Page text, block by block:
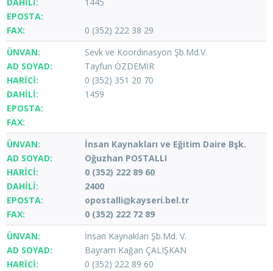
1445
0 (352) 222 38 29
Sevk ve Koordinasyon Şb.Md.V.
Tayfun ÖZDEMİR
0 (352) 351 20 70
1459
İnsan Kaynakları ve Eğitim Daire Bşk.
Oğuzhan POSTALLI
0 (352) 222 89 60
2400
opostalli
kayseri.bel.tr
0 (352) 222 72 89
İnsan Kaynakları Şb.Md. V.
Bayram Kağan ÇALIŞKAN
0 (352) 222 89 60